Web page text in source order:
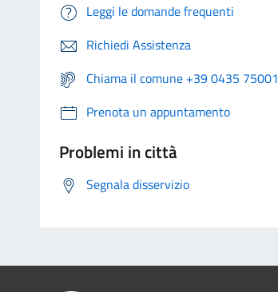
Leggi le domande frequenti
Richiedi Assistenza
Chiama il comune +39 0435 75001
Prenota un appuntamento
Problemi in città
Segnala disservizio